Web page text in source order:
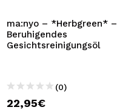
ma:nyo – *Herbgreen* –
Beruhigendes
Gesichtsreinigungsöl
(0)
22,95€